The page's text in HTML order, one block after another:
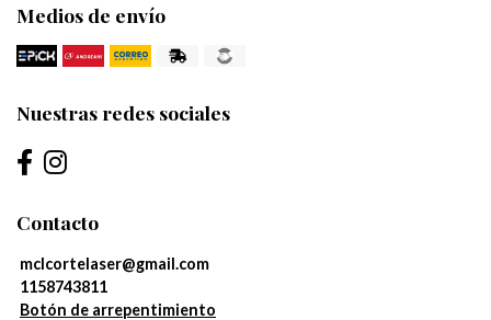
Medios de envío
Nuestras redes sociales
Contacto
mclcortelaser@gmail.com
1158743811
Botón de arrepentimiento